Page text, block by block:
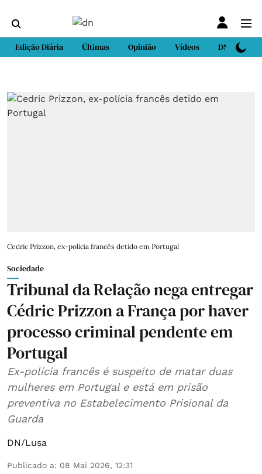
Edição Diária Últimas Opinião Vídeos DN Sport
Cedric Prizzon, ex-polícia francês detido em Portugal
Sociedade
Tribunal da Relação nega entregar
Cédric Prizzon a França por haver
processo criminal pendente em
Portugal
Ex-polícia francês é suspeito de matar duas
mulheres em Portugal e está em prisão
preventiva no Estabelecimento Prisional da
Guarda
DN/Lusa
Publicado a: 08 Mai 2026, 12:31